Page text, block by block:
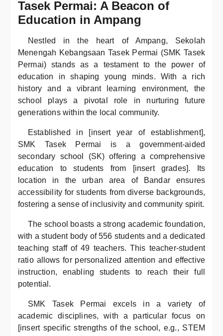
Tasek Permai: A Beacon of
Education in Ampang
Nestled in the heart of Ampang, Sekolah
Menengah Kebangsaan Tasek Permai (SMK Tasek
Permai) stands as a testament to the power of
education in shaping young minds. With a rich
history and a vibrant learning environment, the
school plays a pivotal role in nurturing future
generations within the local community.
Established in [insert year of establishment],
SMK Tasek Permai is a government-aided
secondary school (SK) offering a comprehensive
education to students from [insert grades]. Its
location in the urban area of Bandar ensures
accessibility for students from diverse backgrounds,
fostering a sense of inclusivity and community spirit.
The school boasts a strong academic foundation,
with a student body of 556 students and a dedicated
teaching staff of 49 teachers. This teacher-student
ratio allows for personalized attention and effective
instruction, enabling students to reach their full
potential.
SMK Tasek Permai excels in a variety of
academic disciplines, with a particular focus on
[insert specific strengths of the school, e.g., STEM